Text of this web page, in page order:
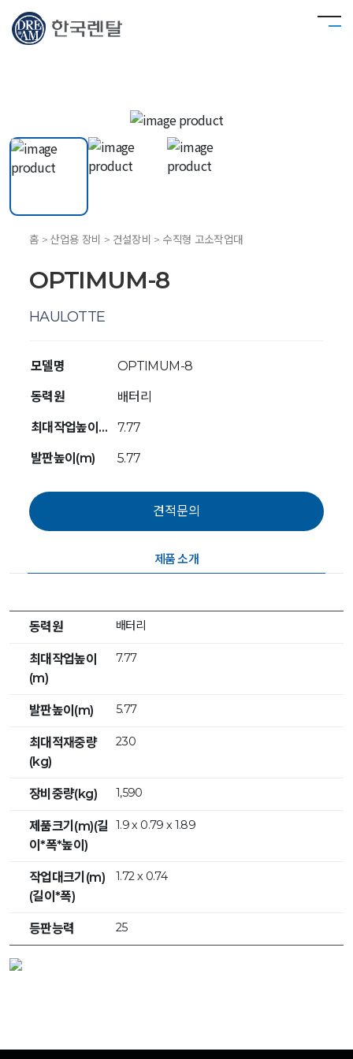
홈 > 산업용 장비 > 건설장비 > 수직형 고소작업대
OPTIMUM-8
HAULOTTE
모델명 OPTIMUM-8
동력원 배터리
최대작업높이(m) 7.77
발판높이(m) 5.77
제품 소개
동력원 배터리
최대작업높이
(m)
7.77
발판높이(m) 5.77
최대적재중량
(kg)
230
장비중량(kg) 1,590
제품크기(m)(길
이*폭*높이)
1.9 x 0.79 x 1.89
작업대크기(m)
(길이*폭)
1.72 x 0.74
등판능력 25